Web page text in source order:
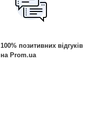
100% позитивних відгуків
на Prom.ua